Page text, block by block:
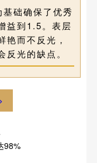
础确保了优秀
益到1.5。表层
艳而不反光，
光的缺点。
98%